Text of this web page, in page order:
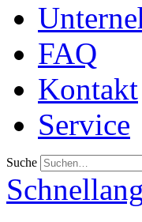
FAQ
Kontakt
Service
Suche